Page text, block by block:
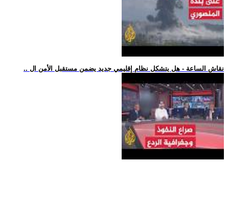
.. نقاش الساعة - هل يتشكل نظام إقليمي جديد يضمن مستقبل الأمن ال